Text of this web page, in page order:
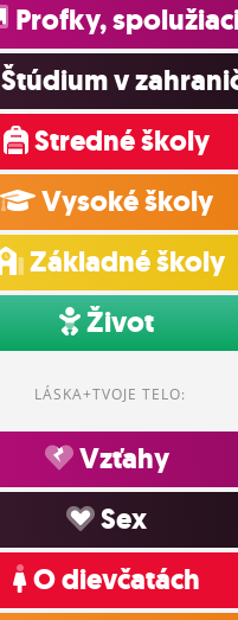
Profky,
Štúdium v
Stredné školy
Vysoké školy
Základné školy
Život
LÁSKA+TVOJE TELO:
Vzťahy
Sex
O dievčatách